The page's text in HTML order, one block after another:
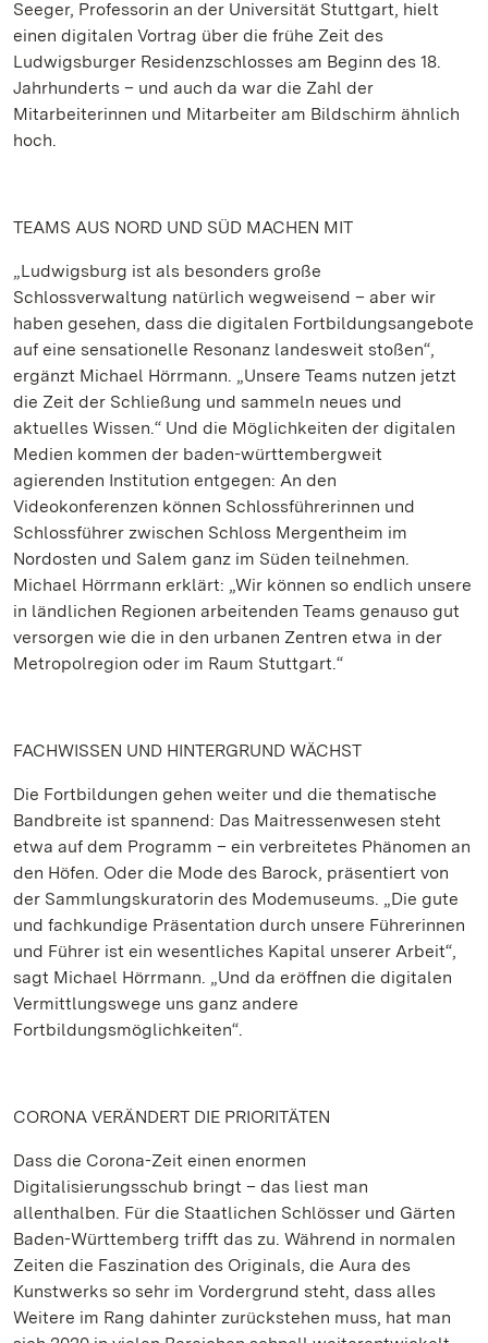
Seeger, Professorin an der Universität Stuttgart, hielt
einen digitalen Vortrag über die frühe Zeit des
Ludwigsburger Residenzschlosses am Beginn des 18.
Jahrhunderts – und auch da war die Zahl der
Mitarbeiterinnen und Mitarbeiter am Bildschirm ähnlich
hoch.
TEAMS AUS NORD UND SÜD MACHEN MIT
„Ludwigsburg ist als besonders große
Schlossverwaltung natürlich wegweisend – aber wir
haben gesehen, dass die digitalen Fortbildungsangebote
auf eine sensationelle Resonanz landesweit stoßen“,
ergänzt Michael Hörrmann. „Unsere Teams nutzen jetzt
die Zeit der Schließung und sammeln neues und
aktuelles Wissen.“ Und die Möglichkeiten der digitalen
Medien kommen der baden-württembergweit
agierenden Institution entgegen: An den
Videokonferenzen können Schlossführerinnen und
Schlossführer zwischen Schloss Mergentheim im
Nordosten und Salem ganz im Süden teilnehmen.
Michael Hörrmann erklärt: „Wir können so endlich unsere
in ländlichen Regionen arbeitenden Teams genauso gut
versorgen wie die in den urbanen Zentren etwa in der
Metropolregion oder im Raum Stuttgart.“
FACHWISSEN UND HINTERGRUND WÄCHST
Die Fortbildungen gehen weiter und die thematische
Bandbreite ist spannend: Das Maitressenwesen steht
etwa auf dem Programm – ein verbreitetes Phänomen an
den Höfen. Oder die Mode des Barock, präsentiert von
der Sammlungskuratorin des Modemuseums. „Die gute
und fachkundige Präsentation durch unsere Führerinnen
und Führer ist ein wesentliches Kapital unserer Arbeit“,
sagt Michael Hörrmann. „Und da eröffnen die digitalen
Vermittlungswege uns ganz andere
Fortbildungsmöglichkeiten“.
CORONA VERÄNDERT DIE PRIORITÄTEN
Dass die Corona-Zeit einen enormen
Digitalisierungsschub bringt – das liest man
allenthalben. Für die Staatlichen Schlösser und Gärten
Baden-Württemberg trifft das zu. Während in normalen
Zeiten die Faszination des Originals, die Aura des
Kunstwerks so sehr im Vordergrund steht, dass alles
Weitere im Rang dahinter zurückstehen muss, hat man